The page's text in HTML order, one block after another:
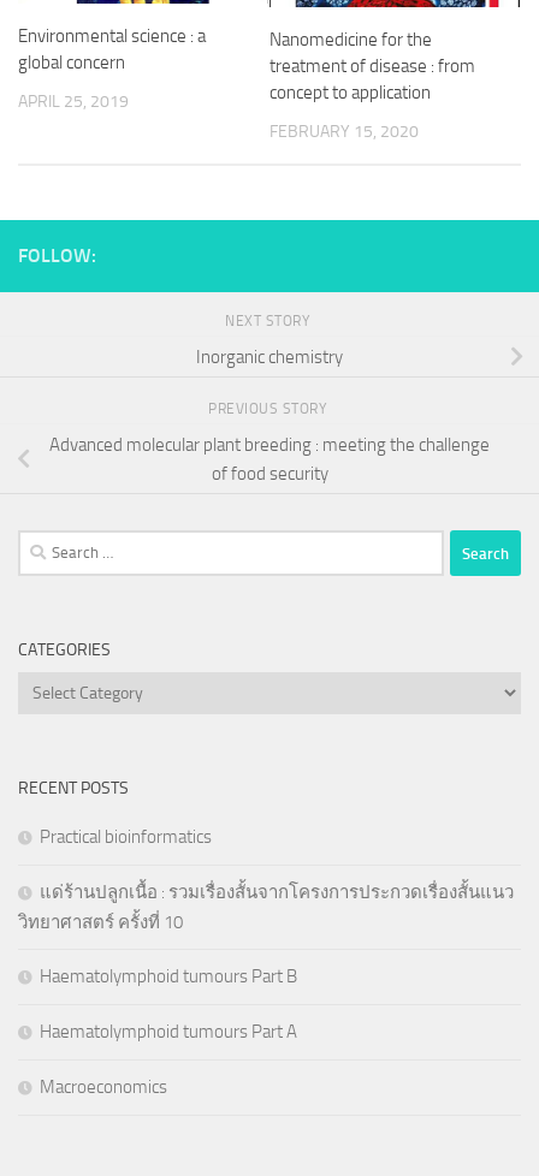
Environmental science : a
global concern
APRIL 25, 2019
Nanomedicine for the
treatment of disease : from
concept to application
FEBRUARY 15, 2020
FOLLOW:
NEXT STORY
Inorganic chemistry
PREVIOUS STORY
Advanced molecular plant breeding : meeting the challenge
of food security
Search
for:
CATEGORIES
Categories
RECENT POSTS
Practical bioinformatics
แด่ร้านปลูกเนื้อ : รวมเรื่องสั้นจากโครงการประกวดเรื่องสั้นแนว
วิทยาศาสตร์ ครั้งที่ 10
Haematolymphoid tumours Part B
Haematolymphoid tumours Part A
Macroeconomics